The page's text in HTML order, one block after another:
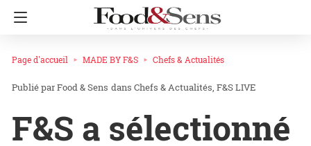
Page d'accueil MADE BY F&S Chefs & Actualités
Food & Sens dans Chefs & Actualités F&S LIVE
F&S a sélectionné